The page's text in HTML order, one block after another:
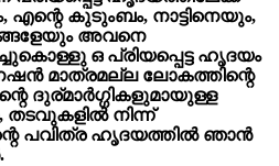
കുടുംബം, നാട്ടിനെയും,
അവനെ
ഒ പ്രിയപ്പെട്ട ഹൃദയം
മാത്രമല്ല ലോകത്തിന്റെ
ദുര്മാർഗ്ഗികളുമായുള്ള
നിന്ന്
പവിത്ര ഹൃദയത്തിൽ ഞാൻ